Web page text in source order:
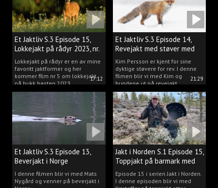
17:12
Et Jaktliv S.3 Episode 15,
Lokkejakt på rådyr 2023, nr.
5Lokkejakt på rådyr er en av mine
favoritt jaktformer og her
kommer film nr 5 om lokkejakt
på bukk høsten 2023.
21:29
Et Jaktliv S.3 Episode 14,
Revejakt med støver med
Kim Persson
Kim Persson er kjent for sine
dyktige støvere for rev. I denne
filmen blir vi med Kim og
hundene ut på revejakt.
Et Jaktliv S.3 Episode 13,
Beverjakt i Norge
I denne filmen blir vi med Mats
Nygård og venner på beverjakt i
Jakt i Norden S.1 Episode 15,
Toppjakt på barmark med
Kristoffer Clausen
Episode 15 i serien Jakt i Norden.
I denne episoden blir vi med